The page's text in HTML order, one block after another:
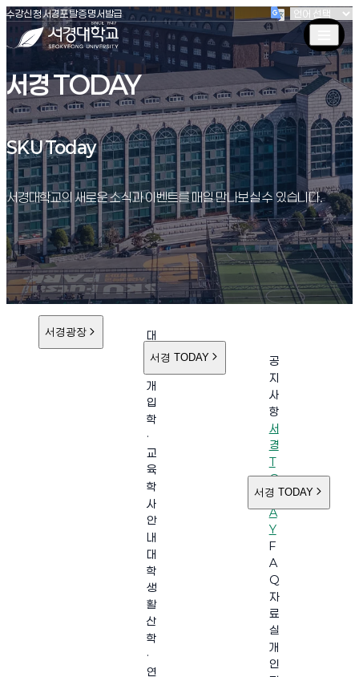
서경대학교
수강신청(새창 열림)
서경포탈(새창 열림)
증명서발급(새창 열림)
서경 TODAY
SKU Today
SKU Today
서경대학교의 새로운 소식과 이벤트를 매일 만나보실 수 있습니다.
서경광장
대
학
개
입
학
·
교
육
학
사
안
내
대
학
생
활
산
학
·
연
서경 TODAY
공
지
사
항
서
경
T
O
D
A
Y
F
A
Q
자
료
실
개
인
서경 TODAY